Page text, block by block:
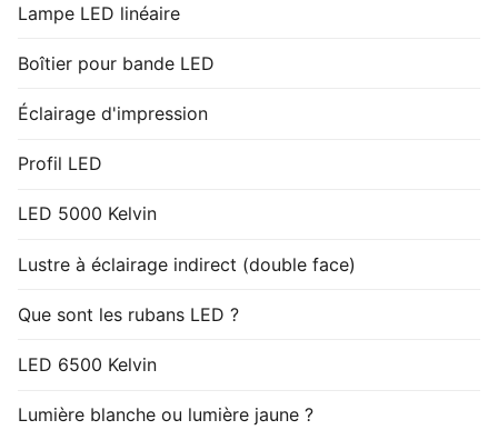
Lampe LED linéaire
Boîtier pour bande LED
Éclairage d'impression
Profil LED
LED 5000 Kelvin
Lustre à éclairage indirect (double face)
Que sont les rubans LED ?
LED 6500 Kelvin
Lumière blanche ou lumière jaune ?